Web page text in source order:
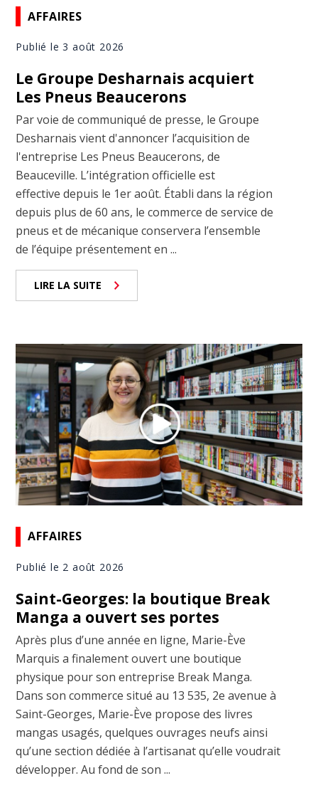
AFFAIRES
Publié le 3 août 2026
Le Groupe Desharnais acquiert
Les Pneus Beaucerons
Par voie de communiqué de presse, le Groupe
Desharnais vient d'annoncer l’acquisition de
l'entreprise Les Pneus Beaucerons, de
Beauceville. L’intégration officielle est
effective depuis le 1er août. Établi dans la région
depuis plus de 60 ans, le commerce de service de
pneus et de mécanique conservera l’ensemble
de l’équipe présentement en ...
LIRE LA SUITE
AFFAIRES
Publié le 2 août 2026
Saint-Georges: la boutique Break
Manga a ouvert ses portes
Après plus d’une année en ligne, Marie-Ève
Marquis a finalement ouvert une boutique
physique pour son entreprise Break Manga.
Dans son commerce situé au 13 535, 2e avenue à
Saint-Georges, Marie-Ève propose des livres
mangas usagés, quelques ouvrages neufs ainsi
qu’une section dédiée à l’artisanat qu’elle voudrait
développer. Au fond de son ...